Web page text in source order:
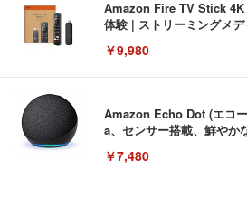
Amazon Fire TV Stick
体験 | ストリーミングメ
￥9,980
Amazon Echo Dot (エコ
a、センサー搭載、鮮やか
￥7,480